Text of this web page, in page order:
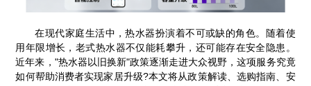
在现代家庭生活中，热水器扮演着不可或缺的角色。随着使
用年限增长，老式热水器不仅能耗攀升，还可能存在安全隐患。
近年来，"热水器以旧换新"政策逐渐走进大众视野，这项服务究竟
如何帮助消费者实现家居升级?本文将从政策解读、选购指南、安